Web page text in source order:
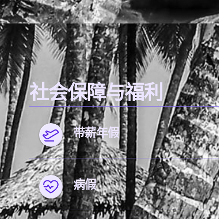
社会保障与福利
带薪年假
病假